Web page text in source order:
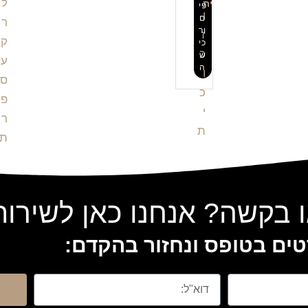
יתפי
ם
ור
כי
ש
ה
בקשה? אנחנו כאן
בטופס ונחזור בהקדם: